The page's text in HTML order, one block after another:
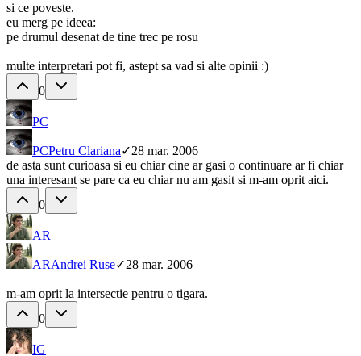
si ce poveste.
eu merg pe ideea:
pe drumul desenat de tine trec pe rosu
multe interpretari pot fi, astept sa vad si alte opinii :)
0
PC
PCPetru Clariana✓28 mar. 2006
de asta sunt curioasa si eu chiar cine ar gasi o continuare ar fi chiar
una interesant se pare ca eu chiar nu am gasit si m-am oprit aici.
0
AR
ARAndrei Ruse✓28 mar. 2006
m-am oprit la intersectie pentru o tigara.
0
IG